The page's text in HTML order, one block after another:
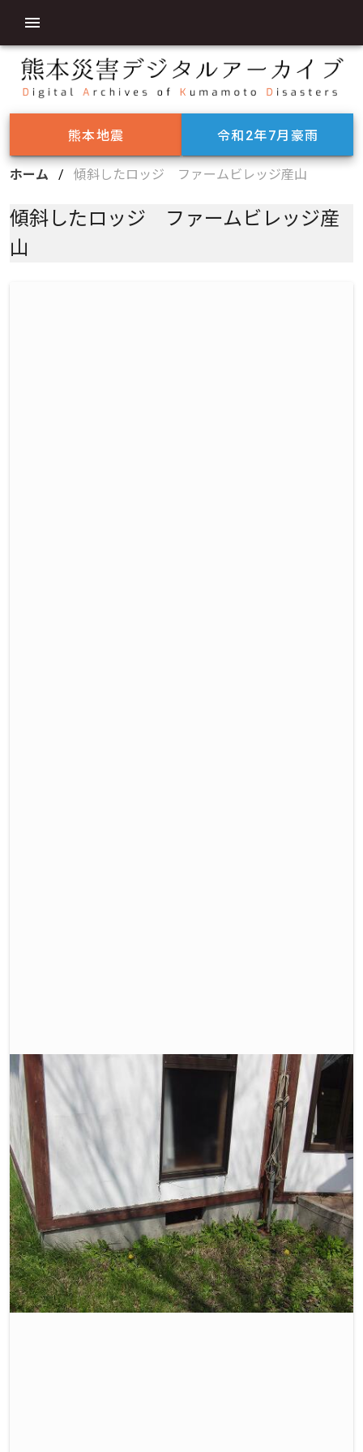
熊本地震 令和2年7月豪雨
ホーム / 傾斜したロッジ ファームビレッジ産山
傾斜したロッジ ファームビレッジ産
山